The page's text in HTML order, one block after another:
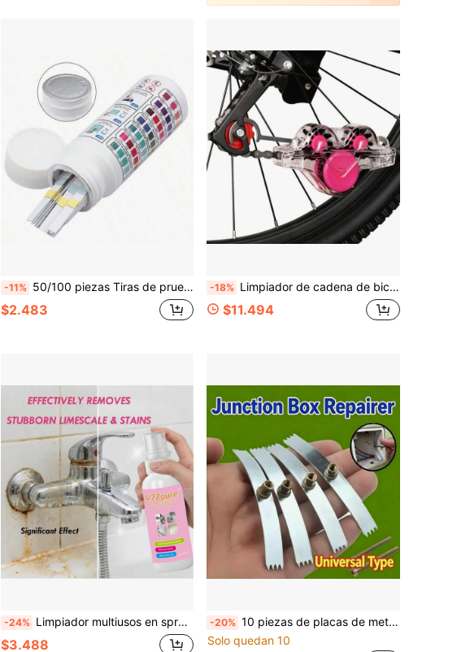
-11% 50/100 piezas Tiras de prueba de calidad del agua 6 en 1, Tiras de prueba multifunción para piscina y aguas termales, Tiras de prueba para jacuzzi, Pueden medir con precisión el pH, la dureza, el cloro total, la alcalinidad total, el ácido cianúrico y el bromo, Conveniente para monitorear la calidad del agua de la piscina, Adecuado para la limpieza de estanques de jardín, jacuzzi y aguas termales.
$2.483
-18% Limpiador de cadena de bicicleta, herramienta multifuncional, diseñada específicamente para el mantenimiento de la cadena, adecuada para bicicletas de montaña y de carretera, incluye cepillo de limpieza, aplicable a la transmisión (color transparente), accesorio portátil de limpieza de bicicleta
$11.494
-24% Limpiador multiusos en spray para baño, agente de eliminación de acero inoxidable - Elimina eficazmente la cal de la puerta de la ducha, limpia los lavabos de acero inoxidable, elimina el óxido de los grifos del baño, renueva y abrillanta, y también se puede usar como eliminador de cal del inodoro para un baño reluciente
$3.488
-20% 10 piezas de placas de metal plateado para reparación de cajas eléctricas, con tornillos y herramientas de instalación, adecuadas para cajas de interruptores y enchufes tipo 86
Solo quedan 10